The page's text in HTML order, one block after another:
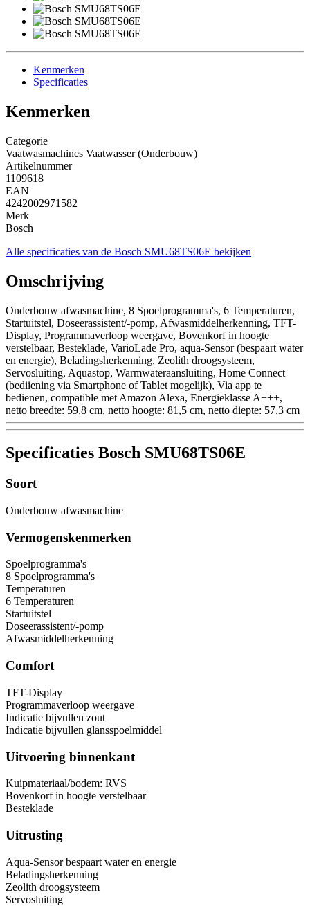
Kenmerken
Specificaties
Kenmerken
Categorie
Vaatwasmachines Vaatwasser (Onderbouw)
Artikelnummer
1109618
EAN
4242002971582
Merk
Bosch
Alle specificaties van de Bosch SMU68TS06E bekijken
Omschrijving
Onderbouw afwasmachine, 8 Spoelprogramma's, 6 Temperaturen,
Startuitstel, Doseerassistent/-pomp, Afwasmiddelherkenning, TFT-
Display, Programmaverloop weergave, Bovenkorf in hoogte
verstelbaar, Besteklade, VarioLade Pro, aqua-Sensor (bespaart water
en energie), Beladingsherkenning, Zeolith droogsysteem,
Servosluiting, Aquastop, Warmwateraansluiting, Home Connect
(bediiening via Smartphone of Tablet mogelijk), Via app te
bedienen, compatible met Amazon Alexa, Energieklasse A+++,
netto breedte: 59,8 cm, netto hoogte: 81,5 cm, netto diepte: 57,3 cm
Specificaties Bosch SMU68TS06E
Soort
Onderbouw afwasmachine
Vermogenskenmerken
Spoelprogramma's
8 Spoelprogramma's
Temperaturen
6 Temperaturen
Startuitstel
Doseerassistent/-pomp
Afwasmiddelherkenning
Comfort
TFT-Display
Programmaverloop weergave
Indicatie bijvullen zout
Indicatie bijvullen glansspoelmiddel
Uitvoering binnenkant
Kuipmateriaal/bodem: RVS
Bovenkorf in hoogte verstelbaar
Besteklade
Uitrusting
Aqua-Sensor bespaart water en energie
Beladingsherkenning
Zeolith droogsysteem
Servosluiting